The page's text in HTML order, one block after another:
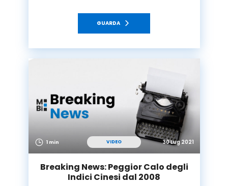
GUARDA
1 min VIDEO 30 Lug 2021
Breaking News: Peggior Calo degli
Indici Cinesi dal 2008